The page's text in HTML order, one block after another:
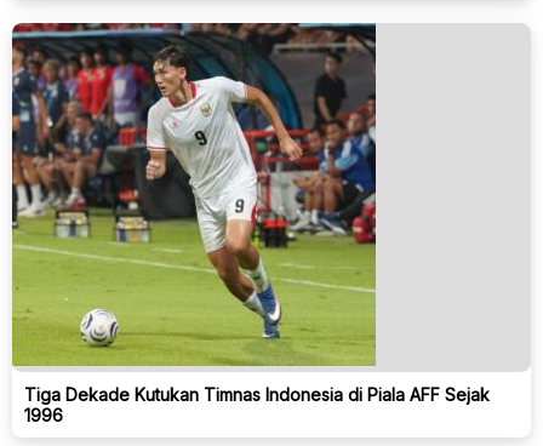
Tiga Dekade Kutukan Timnas Indonesia di Piala AFF Sejak
1996